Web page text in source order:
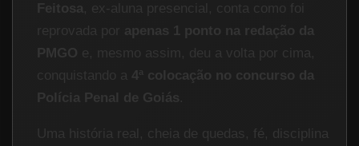
Feitosa
, ex-aluna presencial, conta como foi
reprovada por apenas 1 ponto na redação da
PMGO e, mesmo assim, deu a volta por cima,
conquistando a
4ª colocação no concurso da
Polícia Penal de Goiás.
Uma história real, cheia de quedas, fé, disciplina